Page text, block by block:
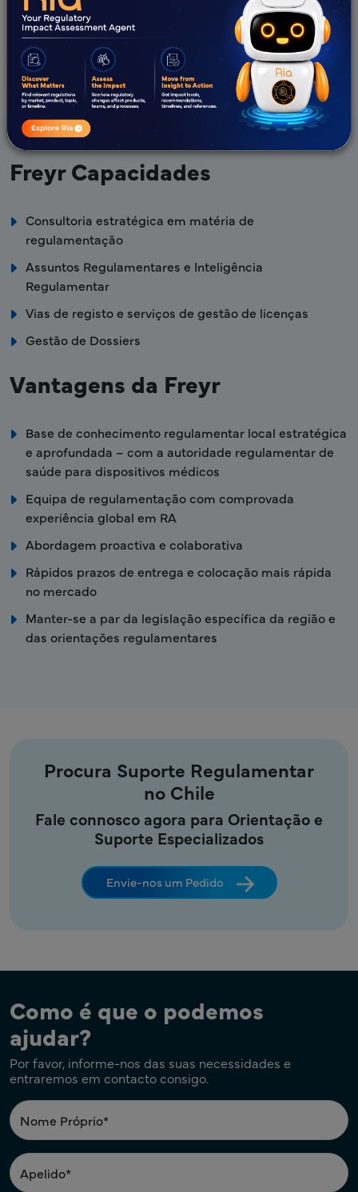
Saiba Mais
Freyr Capacidades
Consultoria estratégica em matéria de
regulamentação
Assuntos Regulamentares e Inteligência
Regulamentar
Vias de registo e serviços de gestão de licenças
Gestão de Dossiers
Vantagens da Freyr
Base de conhecimento regulamentar local estratégica
e aprofundada – com a autoridade regulamentar de
saúde para dispositivos médicos
Equipa de regulamentação com comprovada
experiência global em RA
Abordagem proactiva e colaborativa
Rápidos prazos de entrega e colocação mais rápida
no mercado
Manter-se a par da legislação específica da região e
das orientações regulamentares
Procura Suporte Regulamentar
no Chile
Fale connosco agora para Orientação e
Suporte Especializados
Envie-nos um Pedido
Como é que o podemos
ajudar?
Por favor, informe-nos das suas necessidades e
entraremos em contacto consigo.